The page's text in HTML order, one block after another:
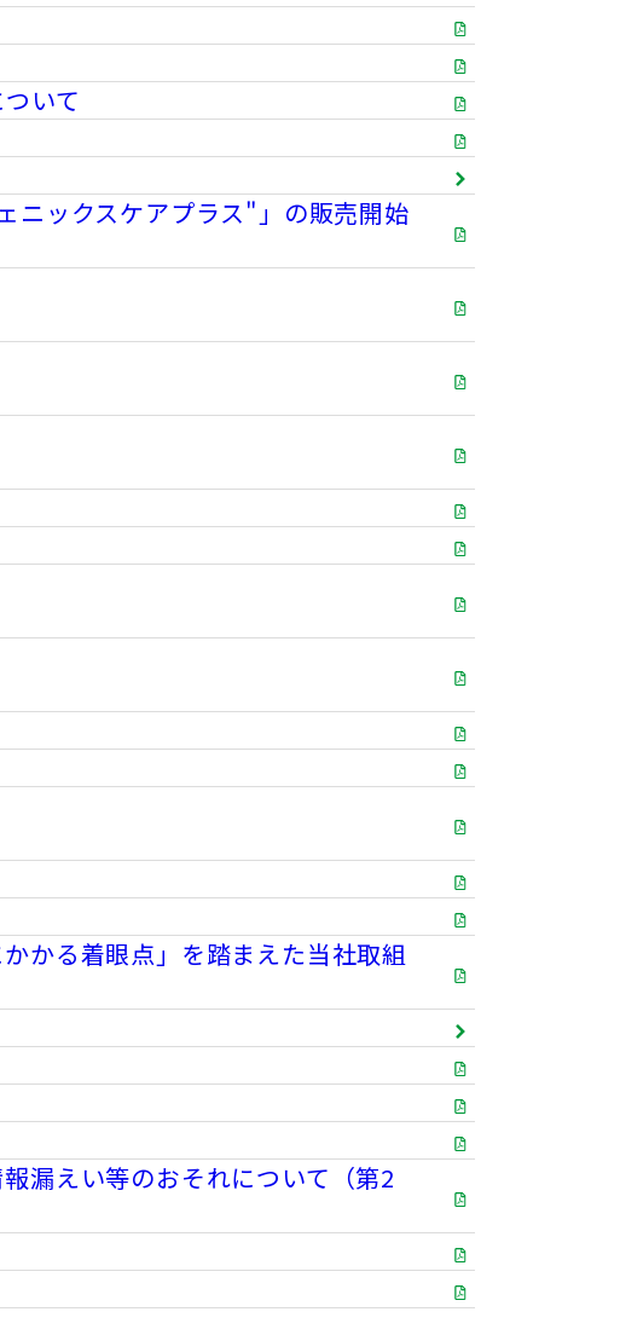
いて
ニックスケアプラス"」の販売開始
かる着眼点」を踏まえた当社取組
漏えい等のおそれについて（第2